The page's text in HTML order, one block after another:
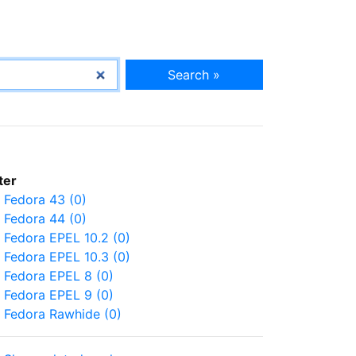
Search »
Fedora 43 (0)
Fedora 44 (0)
Fedora EPEL 10.2 (0)
Fedora EPEL 10.3 (0)
Fedora EPEL 8 (0)
Fedora EPEL 9 (0)
Fedora Rawhide (0)